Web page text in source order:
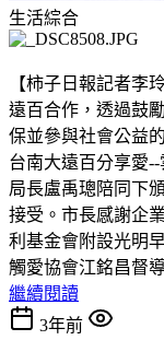
生活綜合
【柿子日報記者李
遠百合作，透過鼓
保並參與社會公益
台南大遠百分享愛
局長盧禹璁陪同下
接受。市長感謝企
利基金會附設光明
觸愛協會江銘昌督
繼續閱讀
3年前